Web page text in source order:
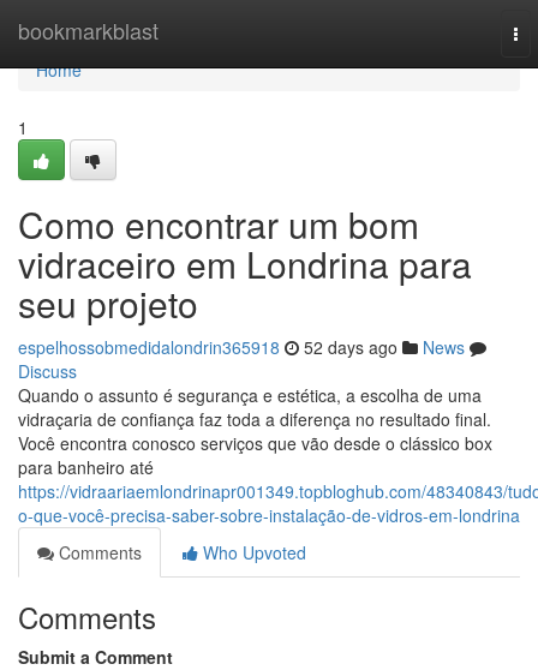
bookmarkblast
Home
Home
1
Como encontrar um bom
vidraceiro em Londrina para
seu projeto
espelhossobmedidalondrin365918 52 days ago
News
Discuss
Quando o assunto é segurança e estética, a escolha de uma
vidraçaria de confiança faz toda a diferença no resultado final.
Você encontra conosco serviços que vão desde o clássico box
para banheiro até
https://vidraariaemlondrinapr001349.topbloghub.com/48340843/
o-que-você-precisa-saber-sobre-instalação-de-vidros-em-londrina
Comments
Who Upvoted
Comments
Submit a Comment